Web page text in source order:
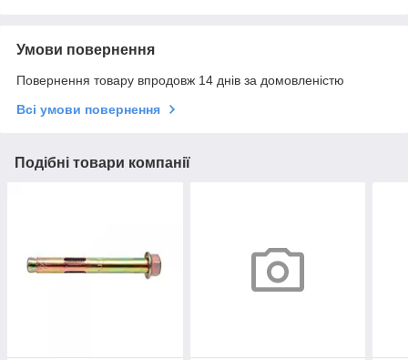
Умови повернення
Повернення товару впродовж 14 днів за домовленістю
Всі умови повернення
Подібні товари компанії